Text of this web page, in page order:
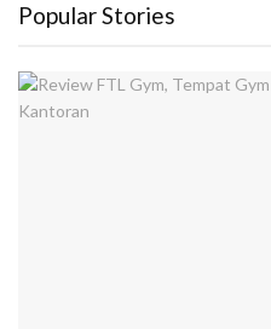
Popular Stories